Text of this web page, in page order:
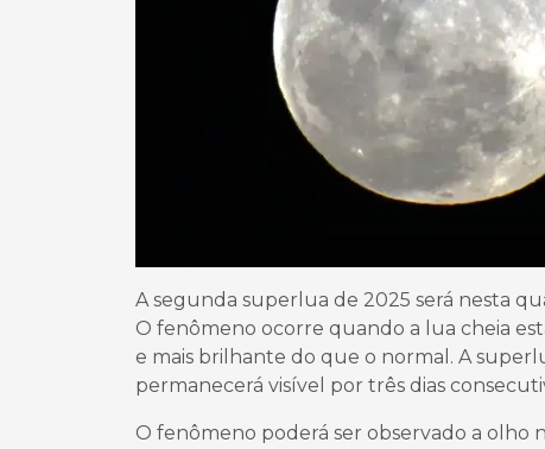
A segunda superlua de 2025 será nesta
O fenômeno ocorre quando a lua cheia
e mais brilhante do que o normal. A
permanecerá visível por três dias
O fenômeno poderá ser observado a olho